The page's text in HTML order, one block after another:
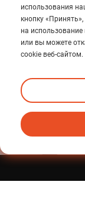
Получите
Связаться с
использования
кнопку
на
или вы можете
cookie веб-сайтом.